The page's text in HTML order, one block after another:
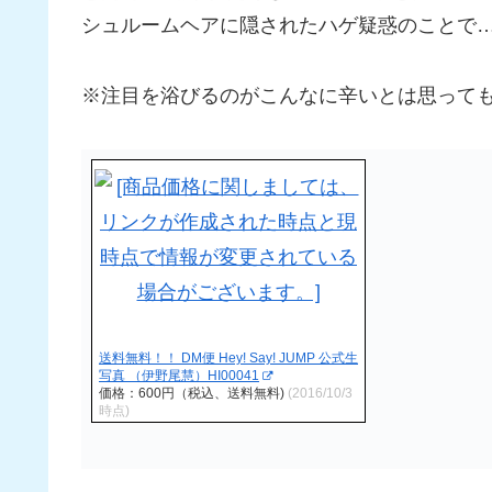
シュルームヘアに隠されたハゲ疑惑のことで
※注目を浴びるのがこんなに辛いとは思って
送料無料！！ DM便 Hey! Say! JUMP 公式生
写真 （伊野尾慧）HI00041
価格：600円（税込、送料無料) (2016/10/3
時点)